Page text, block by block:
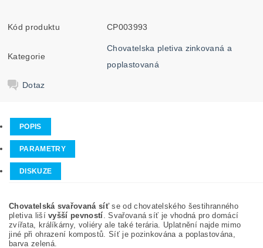
Kód produktu CP003993
Kategorie
Chovatelska pletiva zinkovaná a
poplastovaná
Dotaz
POPIS
PARAMETRY
DISKUZE
Chovatelská svařovaná síťse od chovatelského šestihranného
pletiva lišívyšší pevností. Svařovaná síť je vhodná pro domácí
zvířata, králíkárny, voliéry ale také terária. Uplatnění najde mimo
jiné při ohrazení kompostů. Síť je pozinkována a poplastována,
barva zelená.